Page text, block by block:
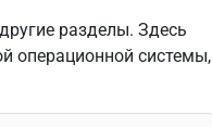
разделы. Здесь
операционной системы,